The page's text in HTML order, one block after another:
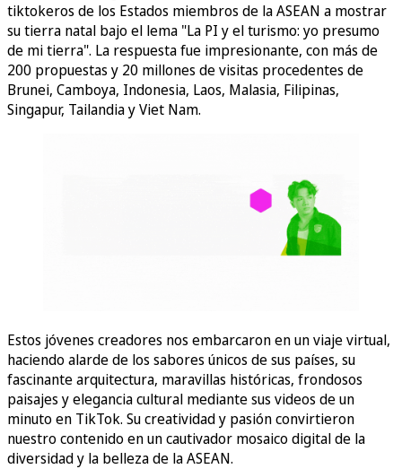
tiktokeros de los Estados miembros de la ASEAN a mostrar
su tierra natal bajo el lema "La PI y el turismo: yo presumo
de mi tierra". La respuesta fue impresionante, con más de
200 propuestas y 20 millones de visitas procedentes de
Brunei, Camboya, Indonesia, Laos, Malasia, Filipinas,
Singapur, Tailandia y Viet Nam.
Estos jóvenes creadores nos embarcaron en un viaje virtual,
haciendo alarde de los sabores únicos de sus países, su
fascinante arquitectura, maravillas históricas, frondosos
paisajes y elegancia cultural mediante sus videos de un
minuto en TikTok. Su creatividad y pasión convirtieron
nuestro contenido en un cautivador mosaico digital de la
diversidad y la belleza de la ASEAN.